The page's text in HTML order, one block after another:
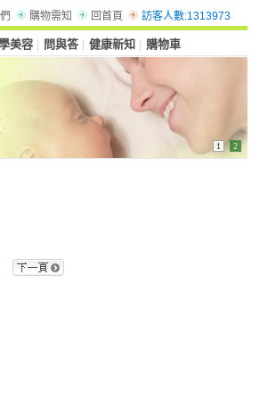
購物需知 回首頁 訪客人數:1313973
美容 問與答 健康新知 購物車
1 2